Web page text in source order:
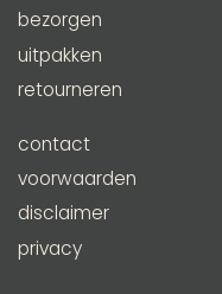
bezorgen
uitpakken
retourneren
contact
voorwaarden
disclaimer
privacy